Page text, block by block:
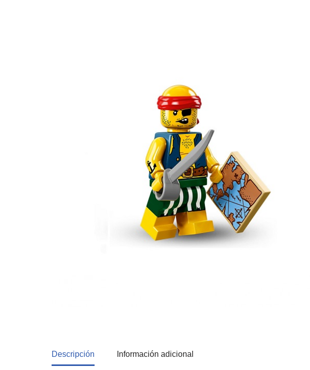
Descripción Información adicional